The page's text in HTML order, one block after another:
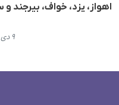
اهواز، یزد، خواف، بیرجند و
۹ دی ۱۴۰۴، ۱۶:۴۰